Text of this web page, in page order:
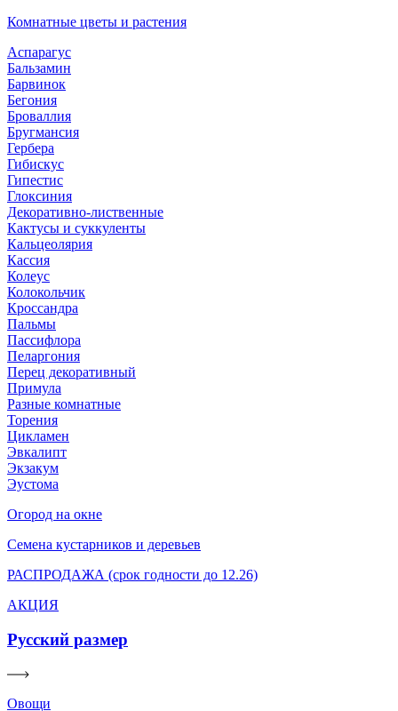
Комнатные цветы и растения
Аспарагус
Бальзамин
Барвинок
Бегония
Броваллия
Бругмансия
Гербера
Гибискус
Гипестис
Глоксиния
Декоративно-лиственные
Кактусы и суккуленты
Кальцеолярия
Кассия
Колеус
Колокольчик
Кроссандра
Пальмы
Пассифлора
Пеларгония
Перец декоративный
Примула
Разные комнатные
Торения
Цикламен
Эвкалипт
Экзакум
Эустома
Огород на окне
Семена кустарников и деревьев
РАСПРОДАЖА (срок годности до 12.26)
АКЦИЯ
Русский размер
Овощи